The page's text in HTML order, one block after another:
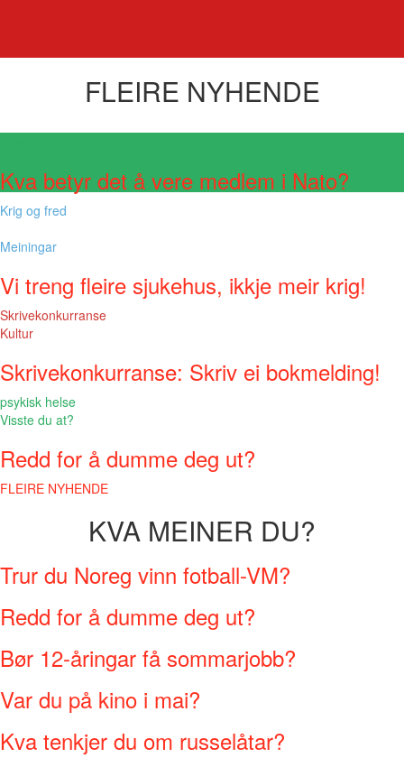
FLEIRE NYHENDE
Kva betyr det å vere medlem i Nato?
Krig og fred
Meiningar
Vi treng fleire sjukehus, ikkje meir krig!
Skrivekonkurranse
Kultur
Skrivekonkurranse: Skriv ei bokmelding!
psykisk helse
Visste du at?
Redd for å dumme deg ut?
FLEIRE NYHENDE
KVA MEINER DU?
Trur du Noreg vinn fotball-VM?
Redd for å dumme deg ut?
Bør 12-åringar få sommarjobb?
Var du på kino i mai?
Kva tenkjer du om russelåtar?